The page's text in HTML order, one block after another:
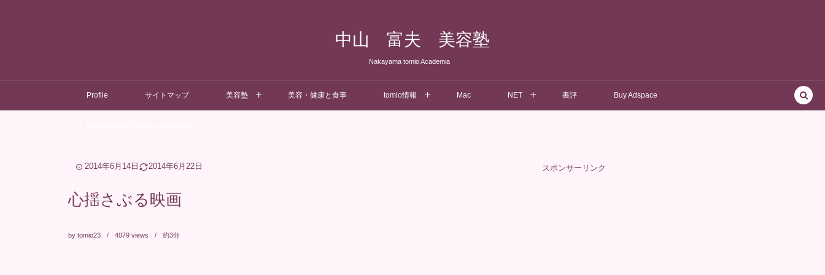
中山 富夫 美容塾
Nakayama tomio Academia
Profile サイトマップ 美容塾 美容・健康と食事 tomio情報 Mac NET 書評 Buy Adspace
2014年6月14日 2014年6月22日
心揺さぶる映画
by tomio23 4079 views 約3分
スポンサーリンク